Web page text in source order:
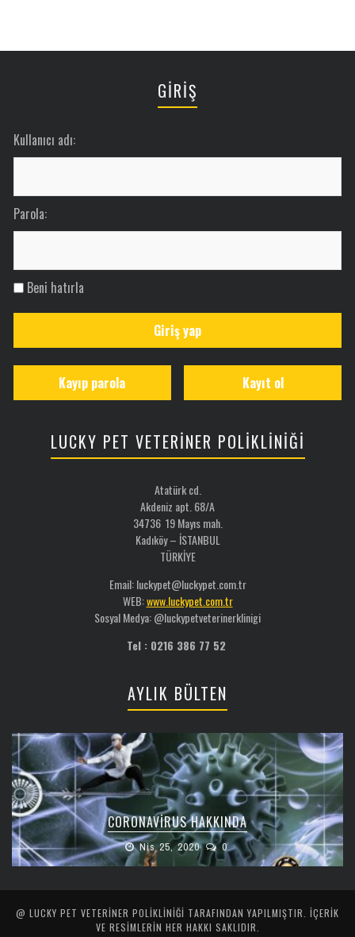
GİRİŞ
Kullanıcı adı:
Parola:
Beni hatırla
Giriş yap
Kayıt ol
Kayıp parola
LUCKY PET VETERİNER POLİKLİNİĞİ
Atatürk cd.
Akdeniz apt. 68/A
34736 19 Mayıs mah.
Kadıköy – İSTANBUL
TÜRKİYE
Email: luckypet@luckypet.com.tr
WEB:www.luckypet.com.tr
Sosyal Medya: @luckypetveterinerklinigi
Tel : 0216 386 77 52
AYLIK BÜLTEN
CORONAVIRUS HAKKINDA
Nis 25, 2020 0
@ LUCKY PET VETERINER POLIKLINIĞI TARAFINDAN YAPILMIŞTIR. İÇERIK
VE RESIMLERIN HER HAKKI SAKLIDIR.